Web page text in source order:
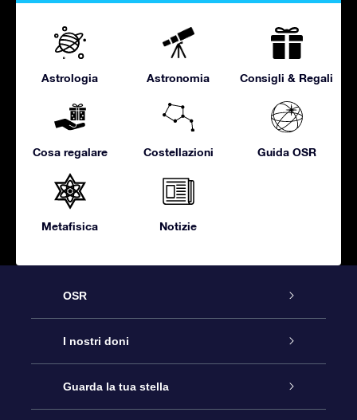
Astrologia Astronomia Consigli & Regali
Cosa regalare Costellazioni Guida OSR
Metafisica Notizie
OSR
Assistenza
Contattaci
I nostri doni
Online Star Gift
Guarda la tua stella